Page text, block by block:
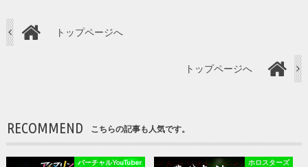
トップページへ
トップページへ
RECOMMEND こちらの記事も人気です。
バーチャルYouTuber ホロスターズ